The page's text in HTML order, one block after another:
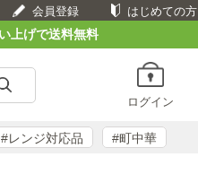
会員登録 はじめての方
上げで送料無料
ログイン
#レンジ対応品 #町中華